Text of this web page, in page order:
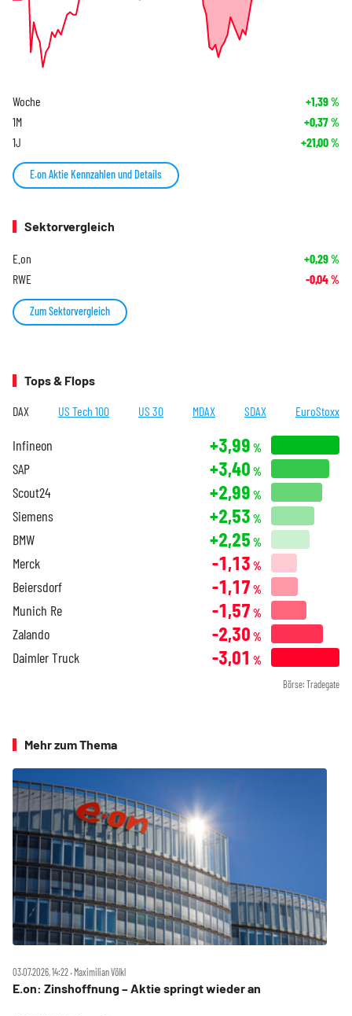
Woche +1,39%
1M +0,37%
1J +21,00%
E.on Aktie Kennzahlen und Details
Sektorvergleich
E.on +0,29%
RWE -0,04%
Zum Sektorvergleich
Tops & Flops
DAX US Tech 100 US 30 MDAX SDAX EuroStoxx
Infineon +3,99 %
SAP +3,40 %
Scout24 +2,99 %
Siemens +2,53 %
BMW +2,25 %
Merck -1,13 %
Beiersdorf -1,17 %
Munich Re -1,57 %
Zalando -2,30 %
Daimler Truck -3,01 %
Börse: Tradegate
Mehr zum Thema
03.07.2026, 14:22 ‧ Maximilian Völkl
E.on: Zinshoffnung – Aktie springt wieder an